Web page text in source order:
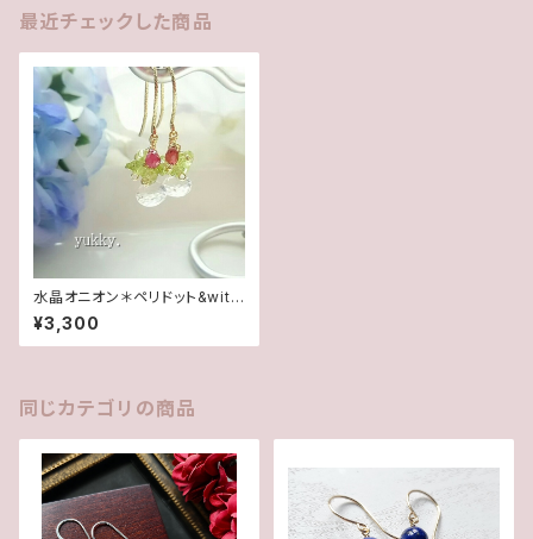
最近チェックした商品
水晶オニオン＊ペリドット&with
ルビー♪14Kgfピアス
¥3,300
同じカテゴリの商品